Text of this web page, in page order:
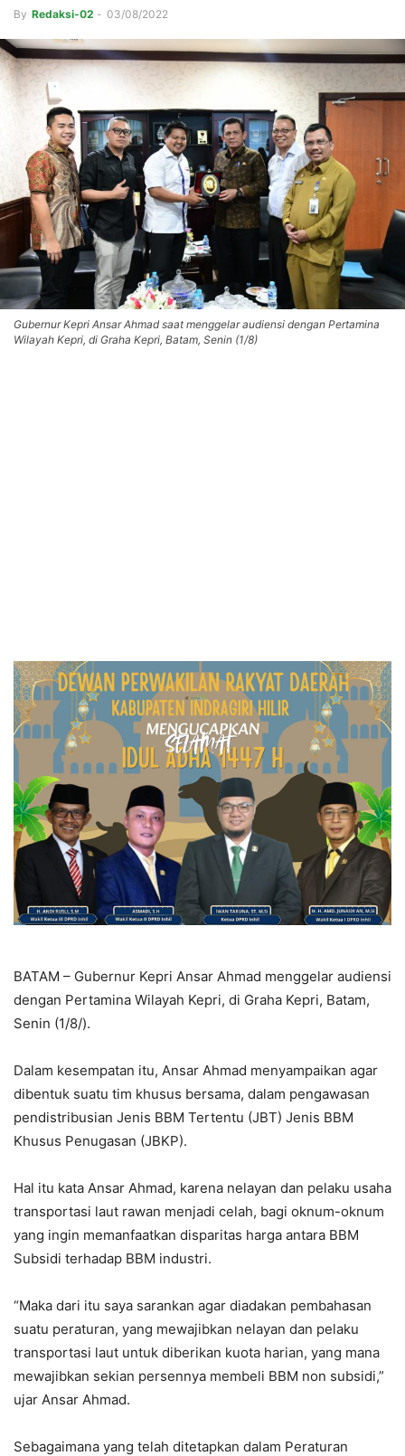
By Redaksi-02 - 03/08/2022
Gubernur Kepri Ansar Ahmad saat menggelar audiensi dengan Pertamina
Wilayah Kepri, di Graha Kepri, Batam, Senin (1/8)
BATAM – Gubernur Kepri Ansar Ahmad menggelar audiensi
dengan Pertamina Wilayah Kepri, di Graha Kepri, Batam,
Senin (1/8/).
Dalam kesempatan itu, Ansar Ahmad menyampaikan agar
dibentuk suatu tim khusus bersama, dalam pengawasan
pendistribusian Jenis BBM Tertentu (JBT) Jenis BBM
Khusus Penugasan (JBKP).
Hal itu kata Ansar Ahmad, karena nelayan dan pelaku usaha
transportasi laut rawan menjadi celah, bagi oknum-oknum
yang ingin memanfaatkan disparitas harga antara BBM
Subsidi terhadap BBM industri.
“Maka dari itu saya sarankan agar diadakan pembahasan
suatu peraturan, yang mewajibkan nelayan dan pelaku
transportasi laut untuk diberikan kuota harian, yang mana
mewajibkan sekian persennya membeli BBM non subsidi,”
ujar Ansar Ahmad.
Sebagaimana yang telah ditetapkan dalam Peraturan